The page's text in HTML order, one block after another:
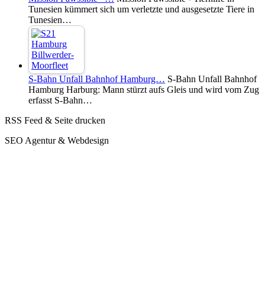
Tunesien kümmert sich um verletzte und ausgesetzte Tiere in
Tunesien…
S-Bahn Unfall Bahnhof Hamburg… S-Bahn Unfall Bahnhof
Hamburg Harburg: Mann stürzt aufs Gleis und wird vom Zug
erfasst S-Bahn…
RSS Feed & Seite drucken
SEO Agentur & Webdesign